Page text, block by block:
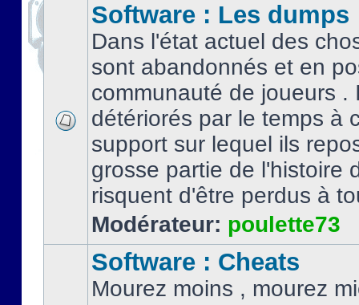
Software : Les dumps
Dans l'état actuel des
sont abandonnés et en
communauté de joueurs .
détériorés par le temps à
support sur lequel ils
grosse partie de l'histoire
risquent d'être perdus à
Modérateur: poulette73
Software : Cheats
Mourez moins , mourez